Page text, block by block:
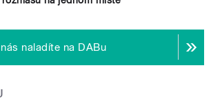
naladíte na DABu